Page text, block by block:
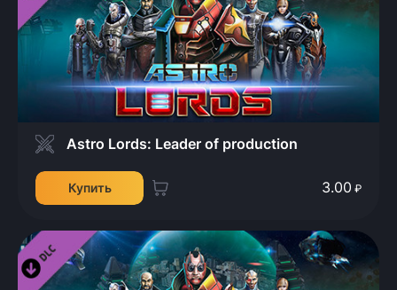
Astro Lords: Leader of production
Купить 3.00 ₽